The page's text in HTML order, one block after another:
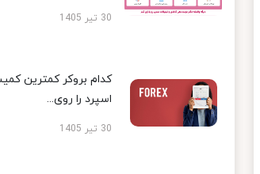
30 تیر 1405
کدام بروکر کمترین
اسپرد را روی...
30 تیر 1405